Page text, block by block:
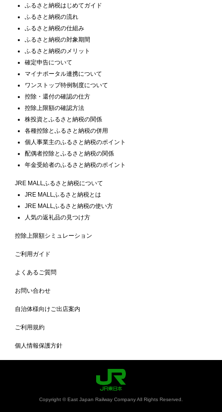
ふるさと納税はじめてガイド
ふるさと納税の流れ
ふるさと納税の仕組み
ふるさと納税の対象期間
ふるさと納税のメリット
確定申告について
マイナポータル連携について
ワンストップ特例制度について
控除・還付の確認の仕方
控除上限額の確認方法
株投資とふるさと納税の関係
各種控除とふるさと納税の併用
個人事業主のふるさと納税のポイント
配偶者控除とふるさと納税の関係
年金受給者のふるさと納税のポイント
JRE MALLふるさと納税について
JRE MALLふるさと納税とは
JRE MALLふるさと納税の使い方
人気の返礼品の見つけ方
控除上限額シミュレーション
ご利用ガイド
よくあるご質問
お問い合わせ
自治体様向けご出店案内
ご利用規約
個人情報保護方針
Copyright © East Japan Railway Company All Rights Reserved.